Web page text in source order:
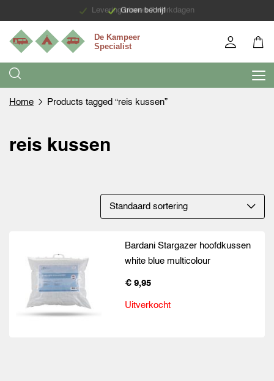
Groen bedrijf
Levering binnen 7 werkdagen
Home Products tagged “reis kussen”
reis kussen
Bardani Stargazer hoofdkussen
white blue multicolour
€ 9,95
Uitverkocht